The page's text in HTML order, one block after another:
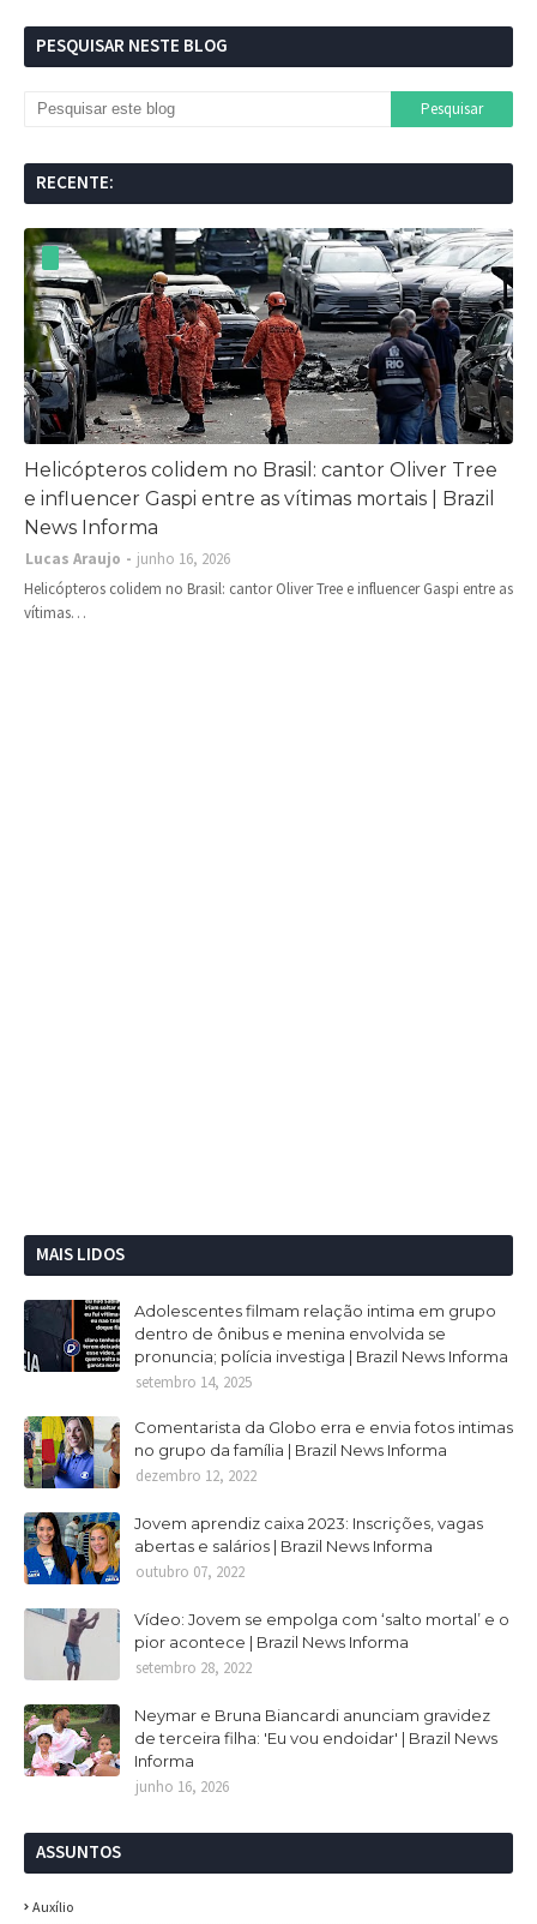
PESQUISAR NESTE BLOG
RECENTE:
Helicópteros colidem no Brasil: cantor Oliver Tree
e influencer Gaspi entre as vítimas mortais | Brazil
News Informa
Lucas Araujo
junho 16, 2026
Helicópteros colidem no Brasil: cantor Oliver Tree e influencer Gaspi entre as
vítimas…
MAIS LIDOS
Adolescentes filmam relação intima em grupo
dentro de ônibus e menina envolvida se
pronuncia; polícia investiga | Brazil News Informa
setembro 14, 2025
Comentarista da Globo erra e envia fotos intimas
no grupo da família | Brazil News Informa
dezembro 12, 2022
Jovem aprendiz caixa 2023: Inscrições, vagas
abertas e salários | Brazil News Informa
outubro 07, 2022
Vídeo: Jovem se empolga com ‘salto mortal’ e o
pior acontece | Brazil News Informa
setembro 28, 2022
Neymar e Bruna Biancardi anunciam gravidez
de terceira filha: 'Eu vou endoidar' | Brazil News
Informa
junho 16, 2026
ASSUNTOS
Auxílio